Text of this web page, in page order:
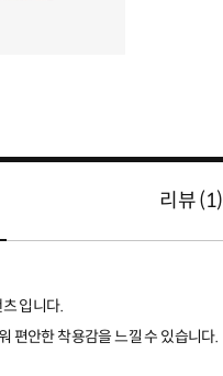
리뷰 (1)
입니다.
편안한 착용감을 느낄 수 있습니다.